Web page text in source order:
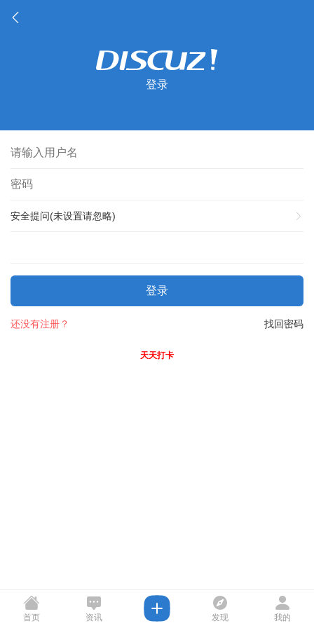
登录
安全提问(未设置请忽略)
登录
找回密码
还没有注册？
天天打卡
首页 资讯 发现 我的